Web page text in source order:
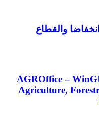
والقطاع
AGROffice –
Agriculture,